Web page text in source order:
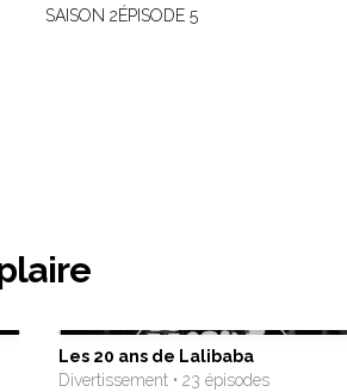
SAISON 2ÉPISODE 5
Les 20 ans de Lalibaba
Divertissement • 23 épisodes